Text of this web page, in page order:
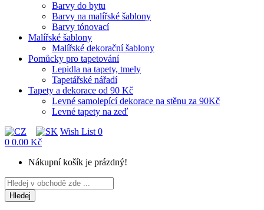
Barvy do bytu
Barvy na malířské šablony
Barvy tónovací
Malířské šablony
Malířské dekorační šablony
Pomůcky pro tapetování
Lepidla na tapety, tmely
Tapetářské nářadí
Tapety a dekorace od 90 Kč
Levné samolepící dekorace na stěnu za 90Kč
Levné tapety na zeď
Wish List 0
0 0.00 Kč
Nákupní košík je prázdný!
Hledej